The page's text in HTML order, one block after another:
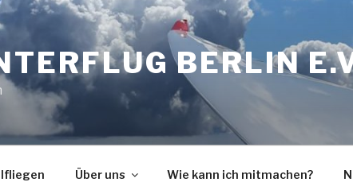
BERLIN
Über uns Wie kann ich mitmachen?